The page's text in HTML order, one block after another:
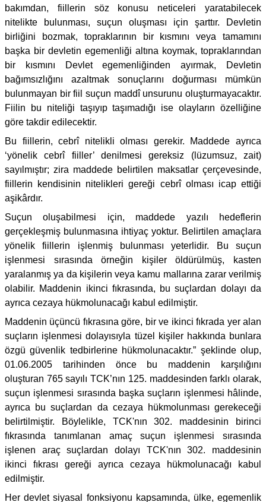
bakımdan, fiillerin söz konusu neticeleri yaratabilecek
nitelikte bulunması, suçun oluşması için şarttır. Devletin
birliğini bozmak, topraklarının bir kısmını veya tamamını
başka bir devletin egemenliği altına koymak, topraklarından
bir kısmını Devlet egemenliğinden ayırmak, Devletin
bağımsızlığını azaltmak sonuçlarını doğurması mümkün
bulunmayan bir fiil suçun maddî unsurunu oluşturmayacaktır.
Fiilin bu niteliği taşıyıp taşımadığı ise olayların özelliğine
göre takdir edilecektir.
Bu fiillerin, cebrî nitelikli olması gerekir. Maddede ayrıca
‘yönelik cebrî fiiller’ denilmesi gereksiz (lüzumsuz, zait)
sayılmıştır; zira maddede belirtilen maksatlar çerçevesinde,
fiillerin kendisinin nitelikleri gereği cebrî olması icap ettiği
aşikârdır.
Suçun oluşabilmesi için, maddede yazılı hedeflerin
gerçekleşmiş bulunmasına ihtiyaç yoktur. Belirtilen amaçlara
yönelik fiillerin işlenmiş bulunması yeterlidir. Bu suçun
işlenmesi sırasında örneğin kişiler öldürülmüş, kasten
yaralanmış ya da kişilerin veya kamu mallarına zarar verilmiş
olabilir. Maddenin ikinci fıkrasında, bu suçlardan dolayı da
ayrıca cezaya hükmolunacağı kabul edilmiştir.
Maddenin üçüncü fıkrasına göre, bir ve ikinci fıkrada yer alan
suçların işlenmesi dolayısıyla tüzel kişiler hakkında bunlara
özgü güvenlik tedbirlerine hükmolunacaktır.” şeklinde olup,
01.06.2005 tarihinden önce bu maddenin karşılığını
oluşturan 765 sayılı TCK’nın 125. maddesinden farklı olarak,
suçun işlenmesi sırasında başka suçların işlenmesi hâlinde,
ayrıca bu suçlardan da cezaya hükmolunması gerekeceği
belirtilmiştir. Böylelikle, TCK'nın 302. maddesinin birinci
fıkrasında tanımlanan amaç suçun işlenmesi sırasında
işlenen araç suçlardan dolayı TCK'nın 302. maddesinin
ikinci fıkrası gereği ayrıca cezaya hükmolunacağı kabul
edilmiştir.
Her devlet siyasal fonksiyonu kapsamında, ülke, egemenlik